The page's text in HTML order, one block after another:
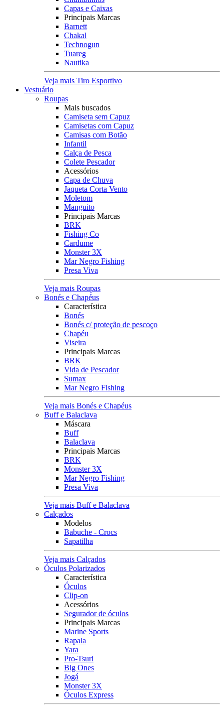
Capas e Caixas
Principais Marcas
Barnett
Chakal
Technogun
Tuareg
Nautika
Veja mais Tiro Esportivo
Vestuário
Roupas
Mais buscados
Camiseta sem Capuz
Camisetas com Capuz
Camisas com Botão
Infantil
Calça de Pesca
Colete Pescador
Acessórios
Capa de Chuva
Jaqueta Corta Vento
Moletom
Manguito
Principais Marcas
BRK
Fishing Co
Cardume
Monster 3X
Mar Negro Fishing
Presa Viva
Veja mais Roupas
Bonés e Chapéus
Característica
Bonés
Bonés c/ proteção de pescoço
Chapéu
Viseira
Principais Marcas
BRK
Vida de Pescador
Sumax
Mar Negro Fishing
Veja mais Bonés e Chapéus
Buff e Balaclava
Máscara
Buff
Balaclava
Principais Marcas
BRK
Monster 3X
Mar Negro Fishing
Presa Viva
Veja mais Buff e Balaclava
Calçados
Modelos
Babuche - Crocs
Sapatilha
Veja mais Calçados
Óculos Polarizados
Característica
Óculos
Clip-on
Acessórios
Segurador de óculos
Principais Marcas
Marine Sports
Rapala
Yara
Pro-Tsuri
Big Ones
Jogá
Monster 3X
Óculos Express